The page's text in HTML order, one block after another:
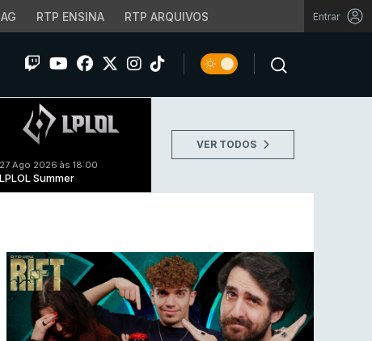
RTP ENSINA RTP ARQUIVOS Entrar
27 Ago 2026 às 18:00
LPLOL Summer
VER TODOS